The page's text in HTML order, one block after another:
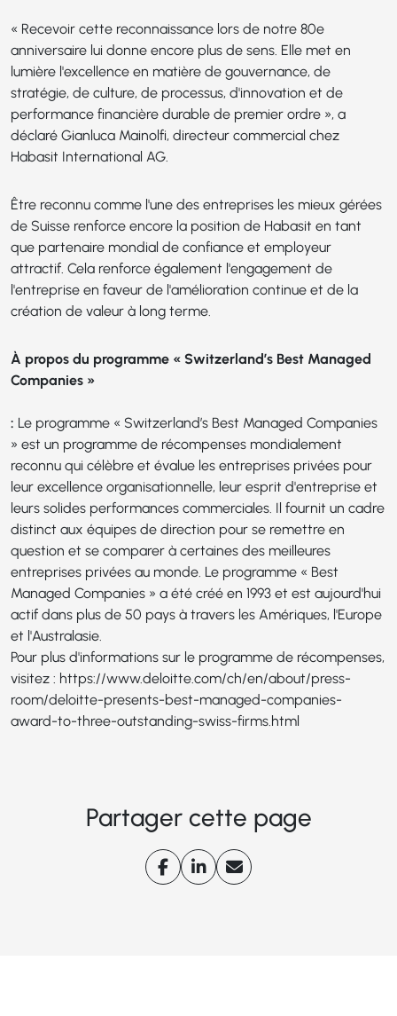
« Recevoir cette reconnaissance lors de notre 80e
anniversaire lui donne encore plus de sens. Elle met en
lumière l'excellence en matière de gouvernance, de
stratégie, de culture, de processus, d'innovation et de
performance financière durable de premier ordre », a
déclaré Gianluca Mainolfi, directeur commercial chez
Habasit International AG.
Être reconnu comme l'une des entreprises les mieux gérées
de Suisse renforce encore la position de Habasit en tant
que partenaire mondial de confiance et employeur
attractif. Cela renforce également l'engagement de
l'entreprise en faveur de l'amélioration continue et de la
création de valeur à long terme.
À propos du programme « Switzerland’s Best Managed
Companies »
: Le programme « Switzerland’s Best Managed Companies
» est un programme de récompenses mondialement
reconnu qui célèbre et évalue les entreprises privées pour
leur excellence organisationnelle, leur esprit d'entreprise et
leurs solides performances commerciales. Il fournit un cadre
distinct aux équipes de direction pour se remettre en
question et se comparer à certaines des meilleures
entreprises privées au monde. Le programme « Best
Managed Companies » a été créé en 1993 et est aujourd'hui
actif dans plus de 50 pays à travers les Amériques, l'Europe
et l'Australasie.
Pour plus d'informations sur le programme de récompenses,
visitez : https://www.deloitte.com/ch/en/about/press-
room/deloitte-presents-best-managed-companies-
award-to-three-outstanding-swiss-firms.html
Partager cette page